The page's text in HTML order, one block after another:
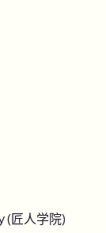
(匠人学院)